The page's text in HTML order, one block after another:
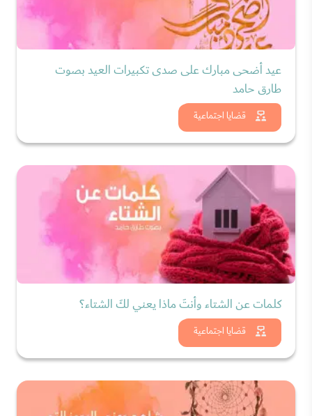
قضايا اجتماعية
عيد أضحى مبارك على صدى تكبيرات العيد بصوت
طارق حامد
شاهد الان
قضايا اجتماعية
كلمات عن الشتاء وأنتَ ماذا يعني لكَ الشتاء؟
شاهد الان